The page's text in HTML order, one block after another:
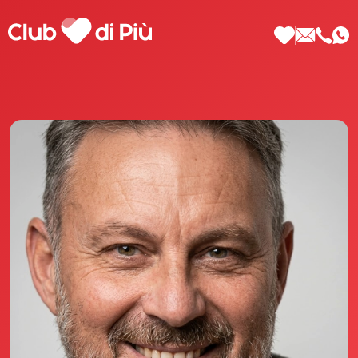
Scopri Club di Più
Le testimonianze Club di Più
La fondatrice Valeria Pilla
Annunci Donne
Agenzia matrimoniale Club di Più
Love Notebook